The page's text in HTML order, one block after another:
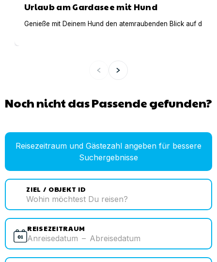
Urlaub am Gardasee mit Hund
Genieße mit Deinem Hund den atemraubenden Blick auf den
Noch nicht das Passende gefunden?
Reisezeitraum und Gästezahl angeben für bessere
Suchergebnisse
ZIEL / OBJEKT ID
REISEZEITRAUM
Anreisedatum – Abreisedatum